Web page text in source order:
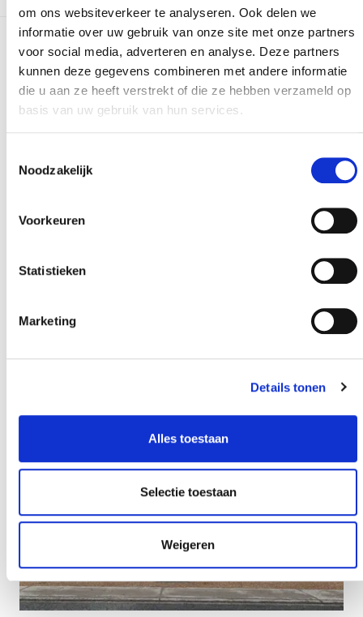
om ons websiteverkeer te analyseren. Ook delen we
informatie over uw gebruik van onze site met onze partners
voor social media, adverteren en analyse. Deze partners
kunnen deze gegevens combineren met andere informatie
die u aan ze heeft verstrekt of die ze hebben verzameld op
basis van uw gebruik van hun services.
Noodzakelijk
Voorkeuren
Statistieken
Marketing
Details tonen
Alles toestaan
Selectie toestaan
Weigeren
Meer realisaties